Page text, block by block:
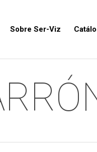
Sobre Ser-Viz